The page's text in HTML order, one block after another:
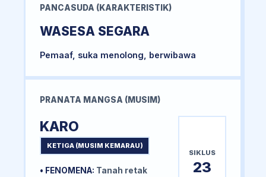
PANCASUDA (KARAKTERISTIK)
WASESA SEGARA
Pemaaf, suka menolong, berwibawa
PRANATA MANGSA (MUSIM)
KARO
KETIGA (MUSIM KEMARAU)
• FENOMENA: Tanah retak
SIKLUS
23